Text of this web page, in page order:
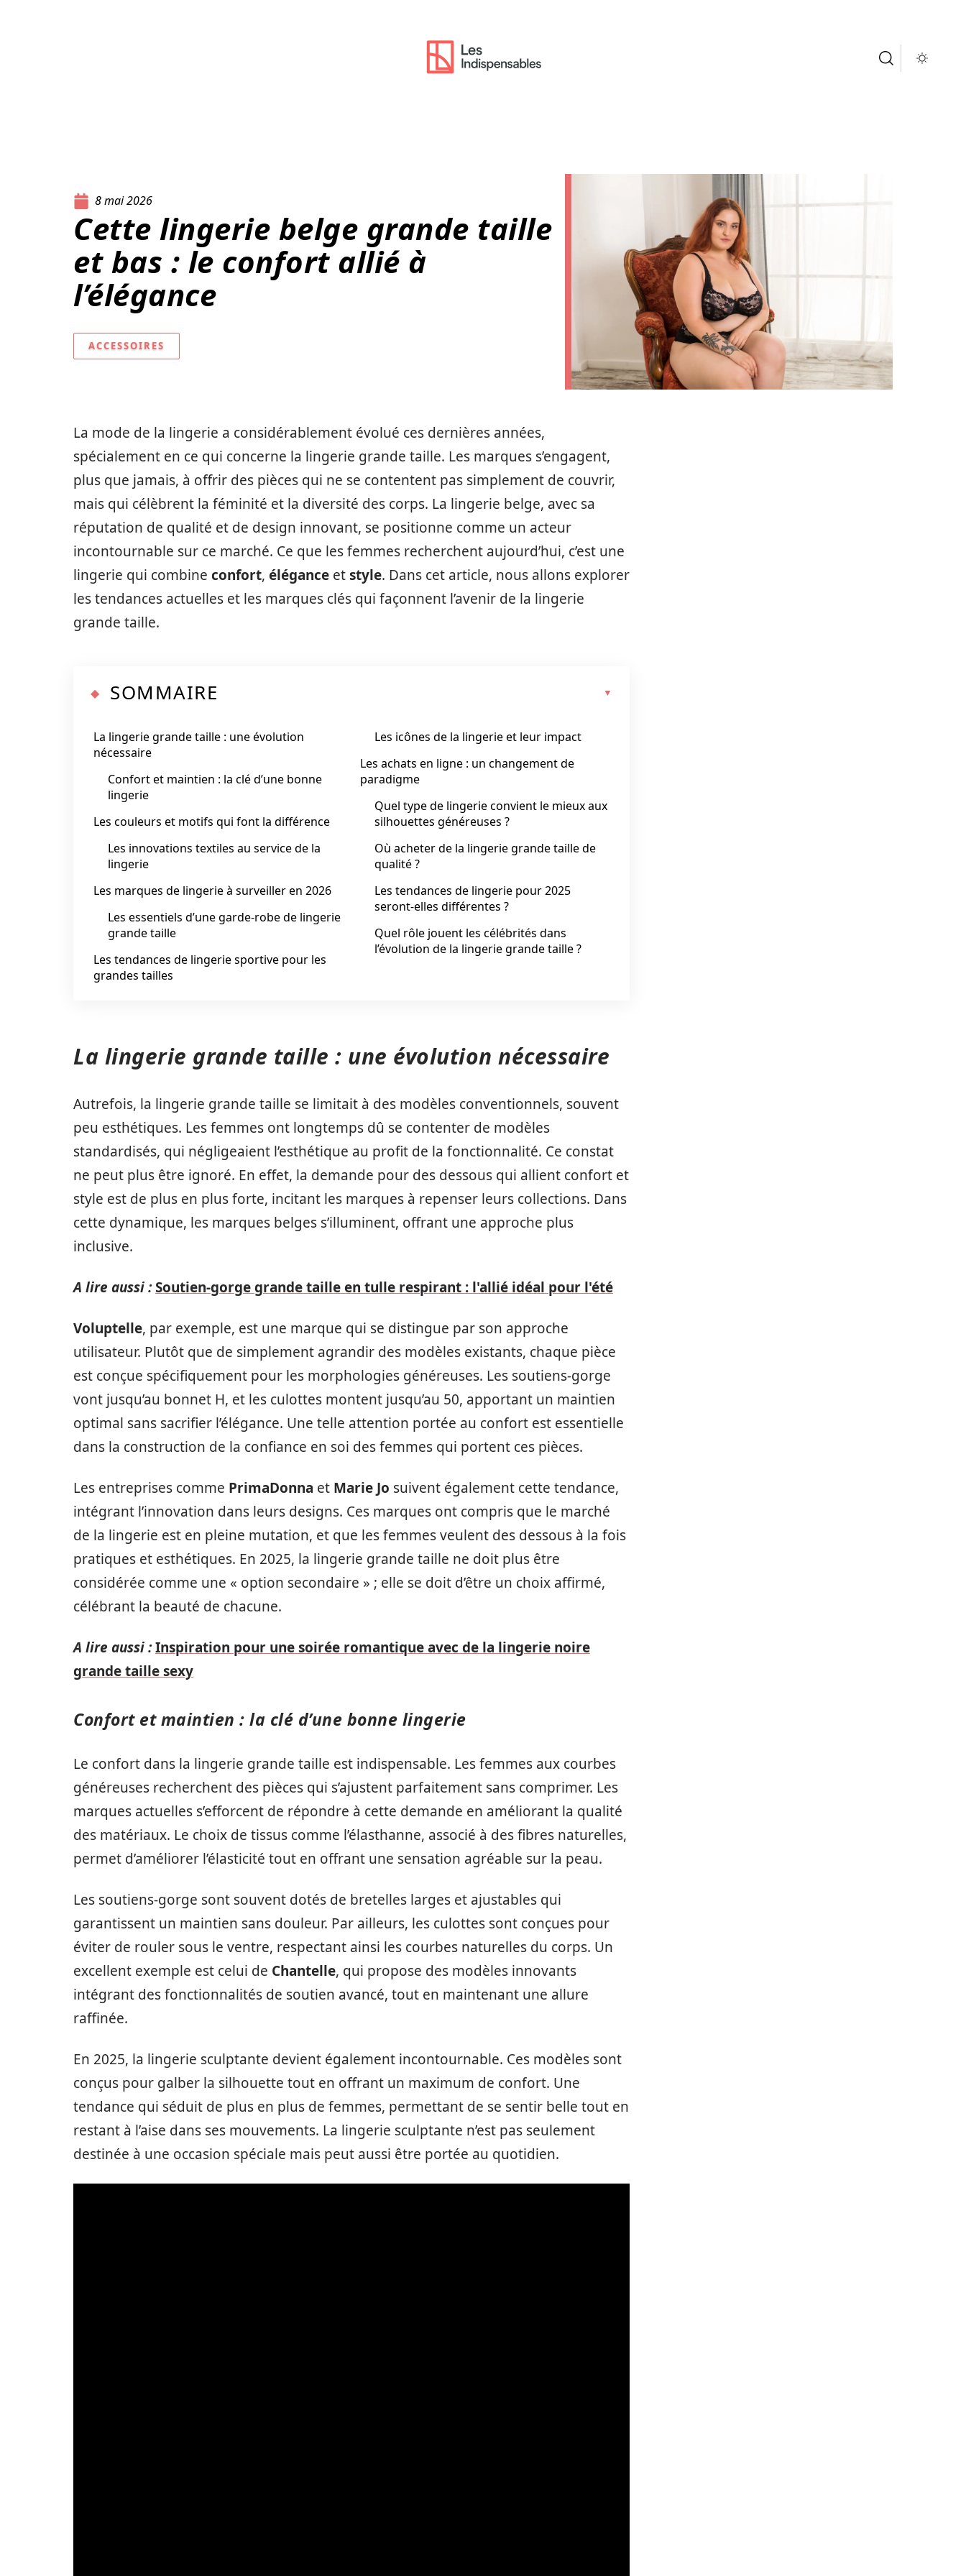
8 mai 2026
Cette lingerie belge grande taille
et bas : le confort allié à
l’élégance
ACCESSOIRES
La mode de la lingerie a considérablement évolué ces dernières années,
spécialement en ce qui concerne la lingerie grande taille. Les marques s’engagent,
plus que jamais, à offrir des pièces qui ne se contentent pas simplement de couvrir,
mais qui célèbrent la féminité et la diversité des corps. La lingerie belge, avec sa
réputation de qualité et de design innovant, se positionne comme un acteur
incontournable sur ce marché. Ce que les femmes recherchent aujourd’hui, c’est une
lingerie qui combine confort, élégance etstyle. Dans cet article, nous allons explorer
les tendances actuelles et les marques clés qui façonnent l’avenir de la lingerie
grande taille.
SOMMAIRE
La lingerie grande taille : une évolution
nécessaire
Confort et maintien : la clé d’une bonne
lingerie
Les couleurs et motifs qui font la différence
Les innovations textiles au service de la
lingerie
Les marques de lingerie à surveiller en 2026
Les essentiels d’une garde-robe de lingerie
grande taille
Les tendances de lingerie sportive pour les
grandes tailles
Les icônes de la lingerie et leur impact
Les achats en ligne : un changement de
paradigme
Quel type de lingerie convient le mieux aux
silhouettes généreuses ?
Où acheter de la lingerie grande taille de
qualité ?
Les tendances de lingerie pour 2025
seront-elles différentes ?
Quel rôle jouent les célébrités dans
l’évolution de la lingerie grande taille ?
La lingerie grande taille : une évolution nécessaire
Autrefois, la lingerie grande taille se limitait à des modèles conventionnels, souvent
peu esthétiques. Les femmes ont longtemps dû se contenter de modèles
standardisés, qui négligeaient l’esthétique au profit de la fonctionnalité. Ce constat
ne peut plus être ignoré. En effet, la demande pour des dessous qui allient confort et
style est de plus en plus forte, incitant les marques à repenser leurs collections. Dans
cette dynamique, les marques belges s’illuminent, offrant une approche plus
inclusive.
A lire aussi :Soutien-gorge grande taille en tulle respirant : l'allié idéal pour l'été
Voluptelle, par exemple, est une marque qui se distingue par son approche
utilisateur. Plutôt que de simplement agrandir des modèles existants, chaque pièce
est conçue spécifiquement pour les morphologies généreuses. Les soutiens-gorge
vont jusqu’au bonnet H, et les culottes montent jusqu’au 50, apportant un maintien
optimal sans sacrifier l’élégance. Une telle attention portée au confort est essentielle
dans la construction de la confiance en soi des femmes qui portent ces pièces.
Les entreprises comme PrimaDonna et Marie Jo suivent également cette tendance,
intégrant l’innovation dans leurs designs. Ces marques ont compris que le marché
de la lingerie est en pleine mutation, et que les femmes veulent des dessous à la fois
pratiques et esthétiques. En 2025, la lingerie grande taille ne doit plus être
considérée comme une « option secondaire » ; elle se doit d’être un choix affirmé,
célébrant la beauté de chacune.
A lire aussi :Inspiration pour une soirée romantique avec de la lingerie noire
grande taille sexy
Confort et maintien : la clé d’une bonne lingerie
Le confort dans la lingerie grande taille est indispensable. Les femmes aux courbes
généreuses recherchent des pièces qui s’ajustent parfaitement sans comprimer. Les
marques actuelles s’efforcent de répondre à cette demande en améliorant la qualité
des matériaux. Le choix de tissus comme l’élasthanne, associé à des fibres naturelles,
permet d’améliorer l’élasticité tout en offrant une sensation agréable sur la peau.
Les soutiens-gorge sont souvent dotés de bretelles larges et ajustables qui
garantissent un maintien sans douleur. Par ailleurs, les culottes sont conçues pour
éviter de rouler sous le ventre, respectant ainsi les courbes naturelles du corps. Un
excellent exemple est celui de Chantelle, qui propose des modèles innovants
intégrant des fonctionnalités de soutien avancé, tout en maintenant une allure
raffinée.
En 2025, la lingerie sculptante devient également incontournable. Ces modèles sont
conçus pour galber la silhouette tout en offrant un maximum de confort. Une
tendance qui séduit de plus en plus de femmes, permettant de se sentir belle tout en
restant à l’aise dans ses mouvements. La lingerie sculptante n’est pas seulement
destinée à une occasion spéciale mais peut aussi être portée au quotidien.